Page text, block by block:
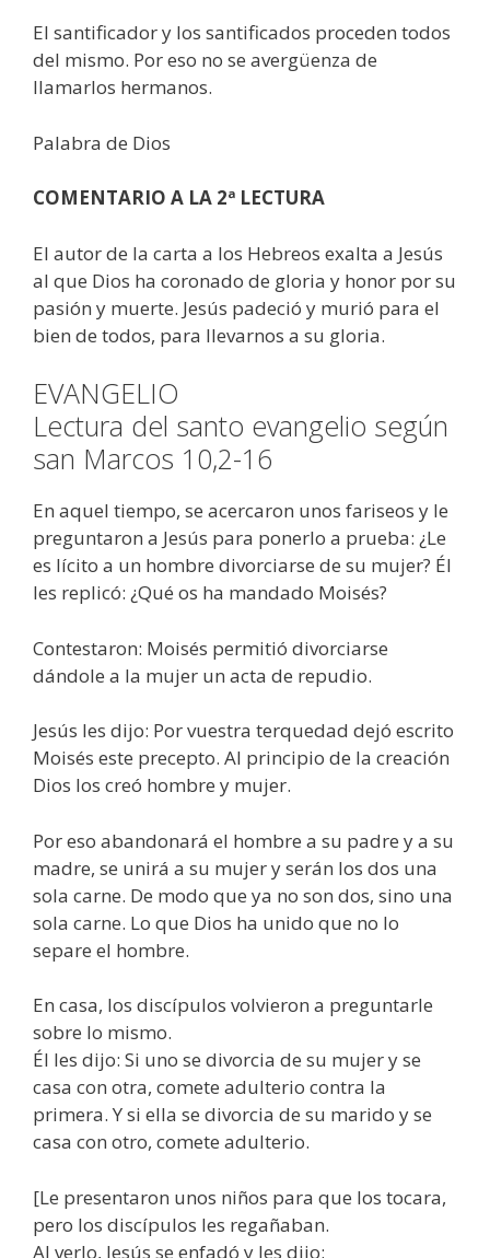
El santificador y los santificados proceden todos
del mismo. Por eso no se avergüenza de
llamarlos hermanos.
Palabra de Dios
COMENTARIO A LA 2ª LECTURA
El autor de la carta a los Hebreos exalta a Jesús
al que Dios ha coronado de gloria y honor por su
pasión y muerte. Jesús padeció y murió para el
bien de todos, para llevarnos a su gloria.
EVANGELIO
Lectura del santo evangelio según
san Marcos 10,2-16
En aquel tiempo, se acercaron unos fariseos y le
preguntaron a Jesús para ponerlo a prueba: ¿Le
es lícito a un hombre divorciarse de su mujer? Él
les replicó: ¿Qué os ha mandado Moisés?
Contestaron: Moisés permitió divorciarse
dándole a la mujer un acta de repudio.
Jesús les dijo: Por vuestra terquedad dejó escrito
Moisés este precepto. Al principio de la creación
Dios los creó hombre y mujer.
Por eso abandonará el hombre a su padre y a su
madre, se unirá a su mujer y serán los dos una
sola carne. De modo que ya no son dos, sino una
sola carne. Lo que Dios ha unido que no lo
separe el hombre.
En casa, los discípulos volvieron a preguntarle
sobre lo mismo.
Él les dijo: Si uno se divorcia de su mujer y se
casa con otra, comete adulterio contra la
primera. Y si ella se divorcia de su marido y se
casa con otro, comete adulterio.
[Le presentaron unos niños para que los tocara,
pero los discípulos les regañaban.
Al verlo, Jesús se enfadó y les dijo: